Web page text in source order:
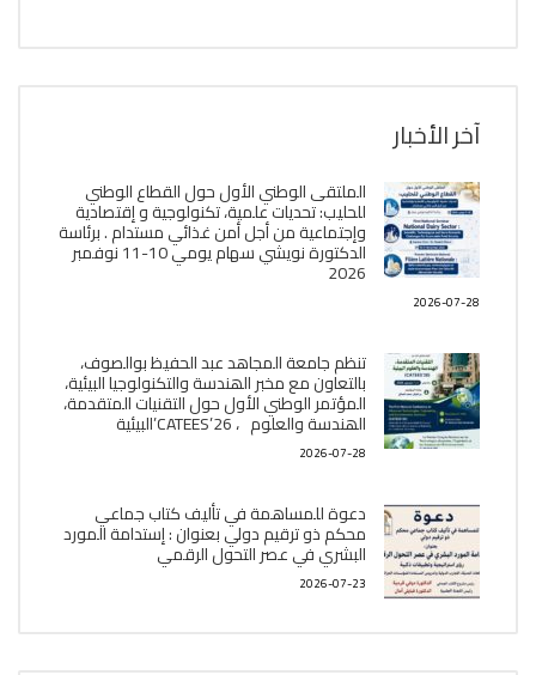
آخر الأخبار
الملتقى الوطني الأول حول القطاع الوطني
للحليب: تحديات علمية، تكنولوجية و إقتصادية
وإجتماعية من أجل أمن غذائي مستدام . برئاسة
الدكتورة نويشي سهام يومي 10-11 نوفمبر
2026
2026-07-28
تنظم جامعة المجاهد عبد الحفيظ بوالصوف،
بالتعاون مع مخبر الھندسة والتكنولوجيا البیئیة،
المؤتمر الوطني الأول حول التقنيات المتقدمة،
الھندسة والعلوم ، CATEES’26’البیئية
2026-07-28
دعوة للمساهمة في تأليف كتاب جماعي
محكم ذو ترقيم دولي بعنوان : إستدامة المورد
البشري في عصر التحول الرقمي
2026-07-23